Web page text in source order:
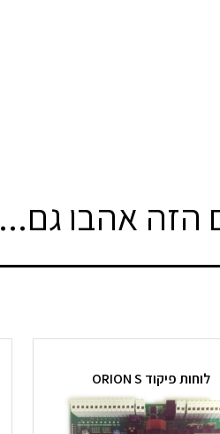
הזה אהבו גם...
לוחות פיקוד ORION S